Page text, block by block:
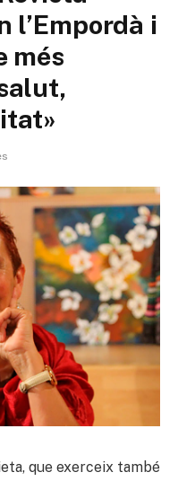
l’Empordà i
més
que exerceix també